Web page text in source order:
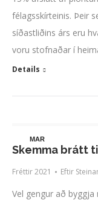
félagsskírteinis. Þeir
síðastliðins árs eru
voru stofnaðar í
Details
MAR
7
Skemma brátt
Fréttir 2021 Eftir
Vel gengur að